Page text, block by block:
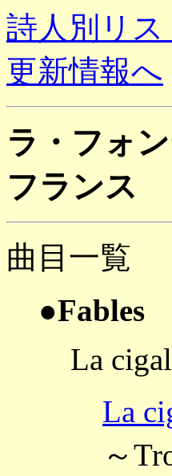
詩人別リ
更新情報へ
ラ・フォ
フランス
曲目一覧
●Fables
La
La
～